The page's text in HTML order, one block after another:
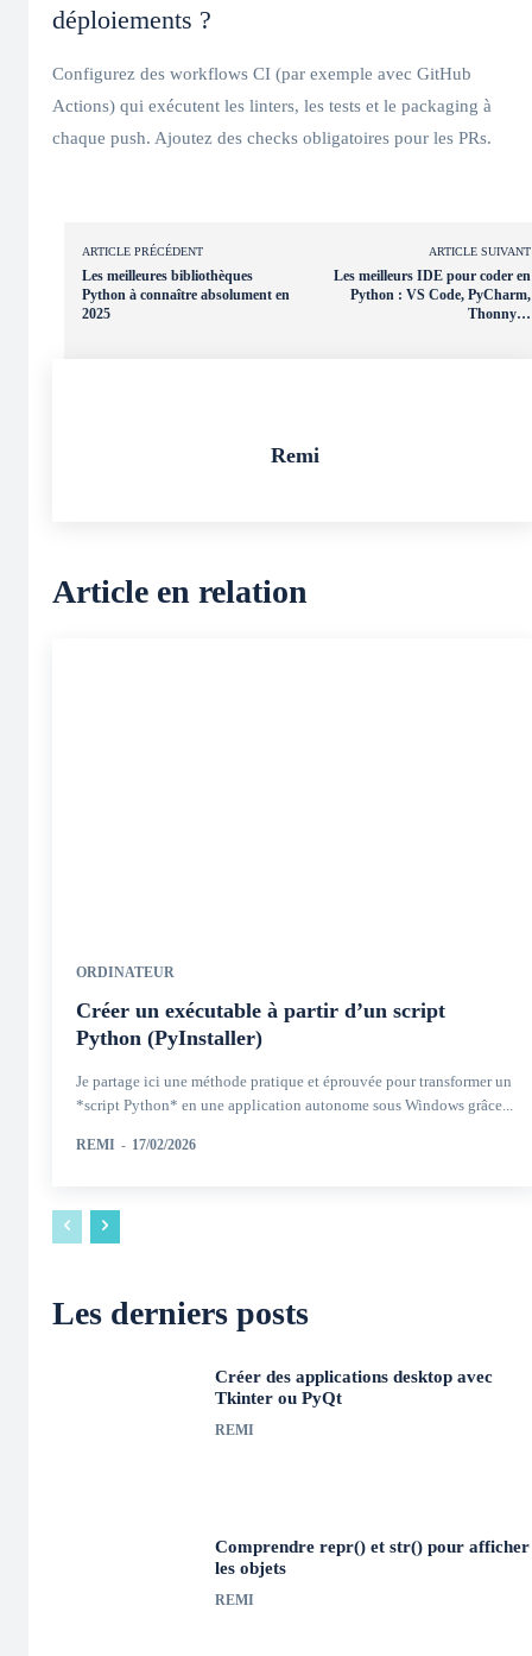
déploiements ?
Configurez des workflows CI (par exemple avec GitHub
Actions) qui exécutent les linters, les tests et le packaging à
chaque push. Ajoutez des checks obligatoires pour les PRs.
ARTICLE PRÉCÉDENT
Les meilleures bibliothèques
Python à connaître absolument en
2025
ARTICLE SUIVANT
Les meilleurs IDE pour coder en
Python : VS Code, PyCharm,
Thonny…
Remi
Article en relation
ORDINATEUR
Créer un exécutable à partir d’un script
Python (PyInstaller)
Je partage ici une méthode pratique et éprouvée pour transformer un
*script Python* en une application autonome sous Windows grâce...
REMI - 17/02/2026
Les derniers posts
Créer des applications desktop avec
Tkinter ou PyQt
REMI
Comprendre repr() et str() pour afficher
les objets
REMI